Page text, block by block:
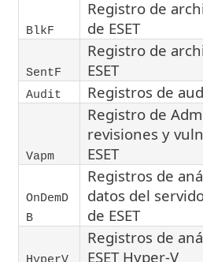
BlkF
Registro de
de ESET
SentF
Registro de
ESET
Audit Registros de
Vapm
Registro de
revisiones y
ESET
OnDemD
B
Registros de
datos del
de ESET
Registros de
ESET Hyper-V